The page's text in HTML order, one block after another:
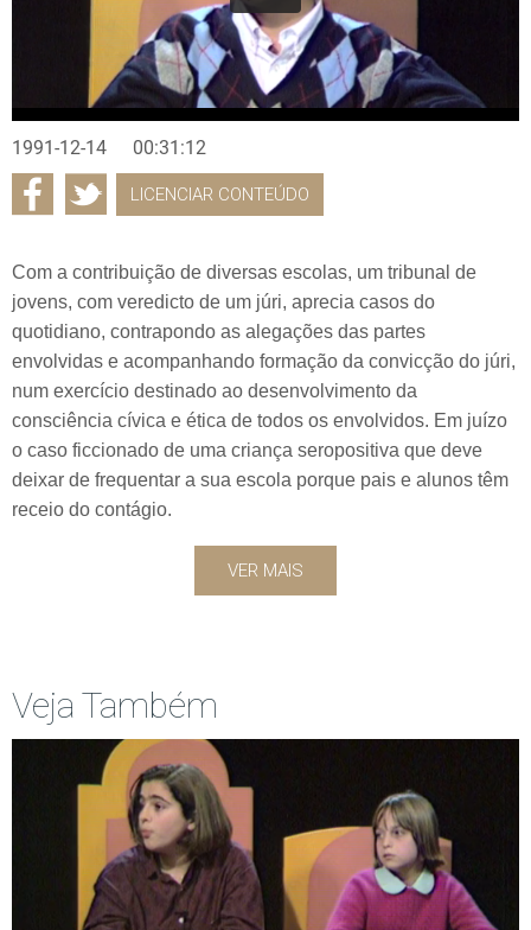
1991-12-14 00:31:12
LICENCIAR CONTEÚDO
Com a contribuição de diversas escolas, um tribunal de
jovens, com veredicto de um júri, aprecia casos do
quotidiano, contrapondo as alegações das partes
envolvidas e acompanhando formação da convicção do júri,
num exercício destinado ao desenvolvimento da
consciência cívica e ética de todos os envolvidos. Em juízo
o caso ficcionado de uma criança seropositiva que deve
deixar de frequentar a sua escola porque pais e alunos têm
receio do contágio.
VER MAIS
Veja Também